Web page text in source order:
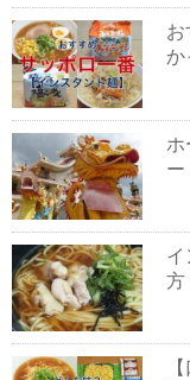
お
か
ホ
ー
イ
方